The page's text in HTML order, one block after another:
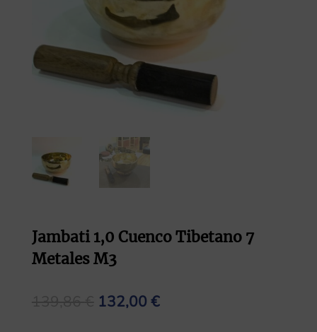
Jambati 1,0 Cuenco Tibetano 7
Metales M3
El
132,00 €El